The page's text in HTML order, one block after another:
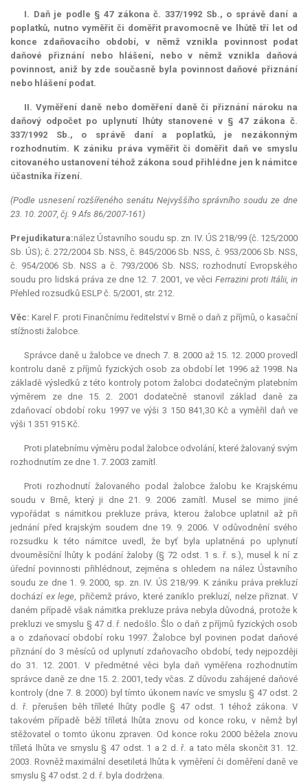
I. Daň je podle § 47 zákona č. 337/1992 Sb., o správě daní a
poplatků, nutno vyměřit či doměřit pravomocně ve lhůtě tří let od
konce zdaňovacího období, v němž vznikla povinnost podat
daňové přiznání nebo hlášení, nebo v němž vznikla daňová
povinnost, aniž by zde současně byla povinnost daňové přiznání
nebo hlášení podat.
II. Vyměření daně nebo doměření daně či přiznání nároku na
daňový odpočet po uplynutí lhůty stanovené v § 47 zákona č.
337/1992 Sb., o správě daní a poplatků, je nezákonným
rozhodnutím. K zániku práva vyměřit či doměřit daň ve smyslu
citovaného ustanovení téhož zákona soud přihlédne jen k námitce
účastníka řízení.
(Podle usnesení rozšířeného senátu Nejvyššího správního soudu ze dne
23. 10. 2007, čj. 9 Afs 86/2007-161)
Prejudikatura:nález Ústavního soudu sp. zn. IV. ÚS 218/99 (č. 125/2000
Sb. ÚS); č. 272/2004 Sb. NSS, č. 845/2006 Sb. NSS, č. 953/2006 Sb. NSS,
č. 954/2006 Sb. NSS a č. 793/2006 Sb. NSS; rozhodnutí Evropského
soudu pro lidská práva ze dne 12. 7. 2001, ve věci Ferrazini proti Itálii, in
Přehled rozsudků ESLP č. 5/2001, str. 212.
Věc: Karel F. proti Finančnímu ředitelství v Brně o daň z příjmů, o kasační
stížnosti žalobce.
Správce daně u žalobce ve dnech 7. 8. 2000 až 15. 12. 2000 provedl
kontrolu daně z příjmů fyzických osob za období let 1996 až 1998. Na
základě výsledků z této kontroly potom žalobci dodatečným platebním
výměrem ze dne 15. 2. 2001 dodatečně stanovil základ daně za
zdaňovací období roku 1997 ve výši 3 150 841,30 Kč a vyměřil daň ve
výši 1 351 915 Kč.
Proti platebnímu výměru podal žalobce odvolání, které žalovaný svým
rozhodnutím ze dne 1. 7. 2003 zamítl.
Proti rozhodnutí žalovaného podal žalobce žalobu ke Krajskému
soudu v Brně, který ji dne 21. 9. 2006 zamítl. Musel se mimo jiné
vypořádat s námitkouprekluze práva, kterou žalobce uplatnil až při
jednání před krajským soudem dne 19. 9. 2006. V odůvodnění svého
rozsudku k této námitce uvedl, že byť byla uplatněná po uplynutí
dvouměsíční lhůty k podání žaloby (§ 72 odst. 1 s. ř. s.), musel k ní z
úřední povinnosti přihlédnout, zejména s ohledem na nález Ústavního
soudu ze dne 1. 9. 2000, sp. zn. IV. ÚS 218/99. K zániku práva prekluzí
dochází ex lege, přičemž právo, které zaniklo prekluzí, nelze přiznat. V
daném případě však námitkaprekluze práva nebyla důvodná, protože k
prekluzi ve smyslu § 47 d. ř. nedošlo. Šlo o daň z příjmů fyzických osob
a o zdaňovací období roku 1997. Žalobce byl povinen podat daňové
přiznání do 3 měsíců od uplynutí zdaňovacího období, tedy nejpozději
do 31. 12. 2001. V předmětné věci byla daň vyměřena rozhodnutím
správce daně ze dne 15. 2. 2001, tedy včas. Z důvodu zahájené daňové
kontroly (dne 7. 8. 2000) byl tímto úkonem navíc ve smyslu § 47 odst. 2
d. ř. přerušen běh tříleté lhůty podle § 47 odst. 1 téhož zákona. V
takovém případě běží tříletá lhůta znovu od konce roku, v němž byl
stěžovatel o tomto úkonu zpraven. Od konce roku 2000 běžela znovu
tříletá lhůta ve smyslu § 47 odst. 1 a 2 d. ř. a tato měla skončit 31. 12.
2003. Rovněž maximální desetiletá lhůta k vyměření či doměření daně ve
smyslu § 47 odst. 2 d. ř. byla dodržena.